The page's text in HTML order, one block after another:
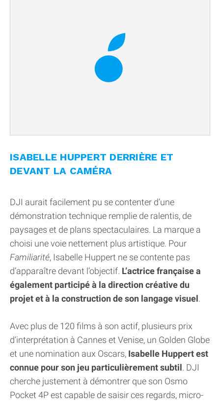
ISABELLE HUPPERT DERRIÈRE ET
DEVANT LA CAMÉRA
DJI aurait facilement pu se contenter d’une
démonstration technique remplie de ralentis, de
paysages et de plans spectaculaires. La marque a
choisi une voie nettement plus artistique. Pour
Familiarité, Isabelle Huppert ne se contente pas
d’apparaître devant l’objectif. L’actrice française a
également participé à la direction créative du
projet et à la construction de son langage visuel.
Avec plus de 120 films à son actif, plusieurs prix
d’interprétation à Cannes et Venise, un Golden Globe
et une nomination aux Oscars, Isabelle Huppert est
connue pour son jeu particulièrement subtil. DJI
cherche justement à démontrer que son Osmo
Pocket 4P est capable de saisir ces regards, micro-